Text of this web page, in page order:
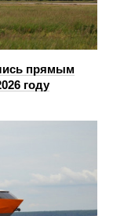
прямым
году